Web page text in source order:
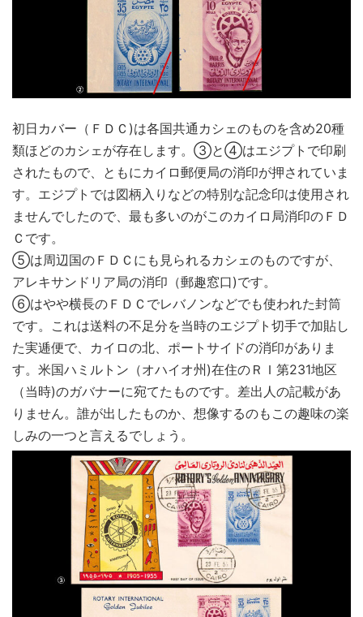
初日カバー（ＦＤＣ)は各国共通カシェのものを含め20種
類ほどのカシェが存在します。③と④はエジプトで印刷
されたもので、ともにカイロ郵便局の消印が押されていま
す。エジプトでは図柄入りなどの特別な記念印は使用され
ませんでしたので、最も多いのがこのカイロ局消印のＦＤ
Ｃです。
⑤は周辺国のＦＤＣにも見られるカシェのものですが、
アレキサンドリア局の消印（郵趣窓口)です。
⑥はやや横長のＦＤＣでレバノンなどでも使われた封筒
です。これは送料の不足分を当時のエジプト切手で加貼し
た実逓便で、カイロの北、ポートサイドの消印がありま
す。米国ハミルトン（オハイオ州)在住のＲＩ第231地区
（当時)のガバナーに宛てたものです。差出人の記載があ
りません。誰が出したものか、想像するのもこの趣味の楽
しみの一つと言えるでしょう。